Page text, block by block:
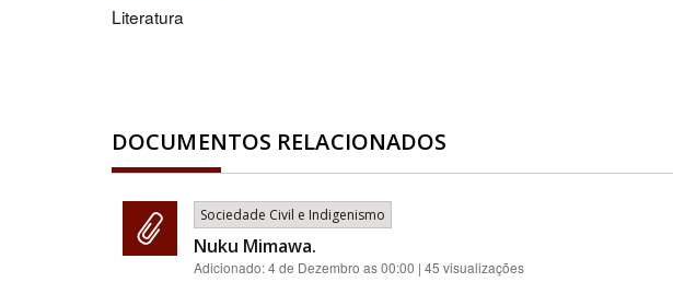
Literatura
DOCUMENTOS RELACIONADOS
Sociedade Civil e Indigenismo
Nuku Mimawa.
Adicionado:4 de Dezembro as 00:00 | 45 visualizações